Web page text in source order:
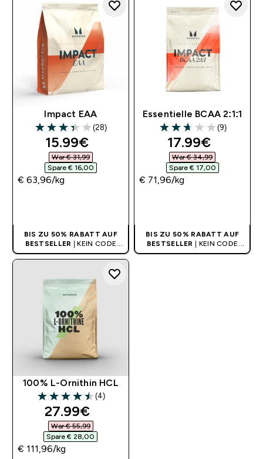
Impact EAA
3.39 out of 5 stars
(28)
discounted price
15.99€‎
War € 31,99‎
Spare € 16,00‎
€ 63,96‎/kg
BIS ZU 50% RABATT AUF
BESTSELLER
| KEIN CODE
BENÖTIGT
Essentielle BCAA 2:1:1
2.67 out of 5 stars
(9)
discounted
17.99€‎
War € 34,99‎
Spare € 17,00‎
€ 71,96‎/kg
BIS ZU 50% RABATT AUF
BESTSELLER
| KEIN CODE
BENÖTIGT
100% L-Ornithin HCL
4.5 out of 5 stars
(4)
discounted price
27.99€‎
War € 55,99‎
Spare € 28,00‎
€ 111,96‎/kg